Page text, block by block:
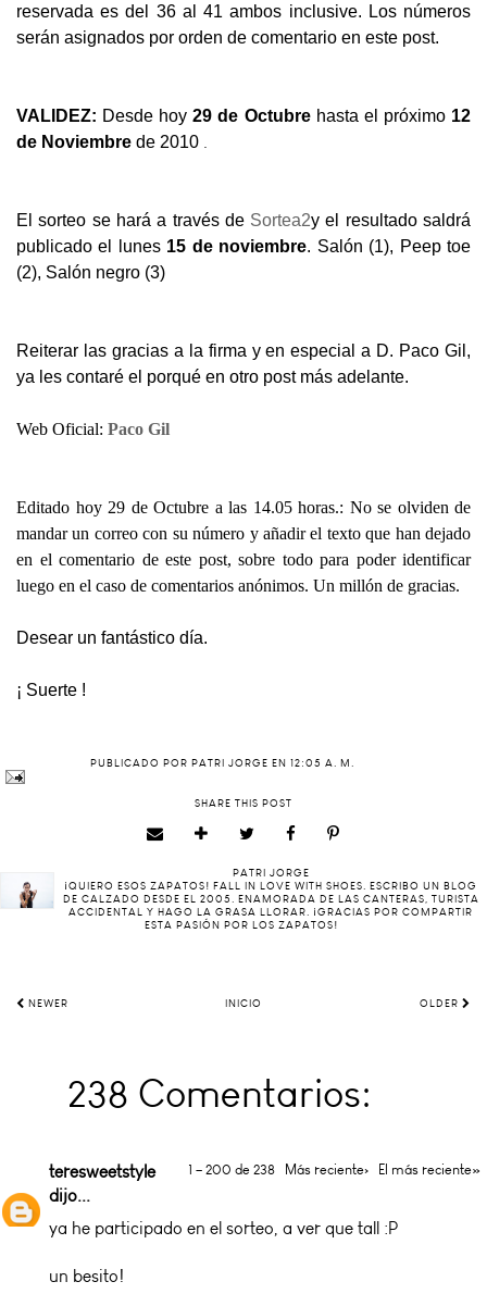
reservada es del 36 al 41 ambos inclusive. Los números
serán asignados por orden de comentario en este post.
VALIDEZ: Desde hoy29 de Octubrehasta el próximo 12
de Noviembre de 2010 .
El sorteo se hará a través de Sortea2y el resultado saldrá
publicado el lunes 15 de noviembre. Salón (1), Peep toe
(2), Salón negro (3)
Reiterar las gracias a la firma y en especial a D. Paco Gil,
ya les contaré el porqué en otro post más adelante.
Web Oficial: Paco Gil
Editado hoy 29 de Octubre a las 14.05 horas.: No se olviden de
mandar un correo con su número y añadir el texto que han dejado
en el comentario de este post, sobre todo para poder identificar
luego en el caso de comentarios anónimos. Un millón de gracias.
Desear un fantástico día.
¡ Suerte !
PUBLICADO POR PATRI JORGE EN 12:05 A. M.
SHARE THIS POST
PATRI JORGE
¡QUIERO ESOS ZAPATOS! FALL IN LOVE WITH SHOES. ESCRIBO UN BLOG
DE CALZADO DESDE EL 2005. ENAMORADA DE LAS CANTERAS, TURISTA
ACCIDENTAL Y HAGO LA GRASA LLORAR. ¡GRACIAS POR COMPARTIR
ESTA PASIÓN POR LOS ZAPATOS!
NEWER INICIO OLDER
238 Comentarios:
1 – 200 de 238 Más reciente› El más reciente»
teresweetstyle
dijo...
ya he participado en el sorteo, a ver que tall :P
un besito!